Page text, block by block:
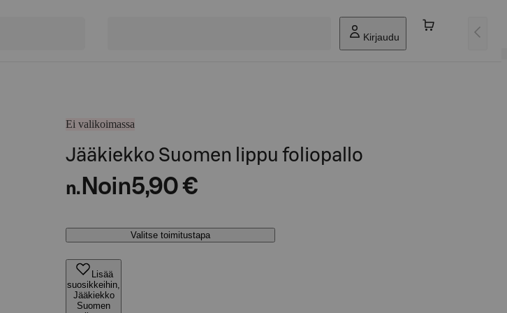
Kirjaudu
Ei valikoimassa
Jääkiekko Suomen lippu foliopallo
n. Noin5,90 €
Valitse toimitustapa
Lisää
suosikkeihin,
Jääkiekko
Suomen